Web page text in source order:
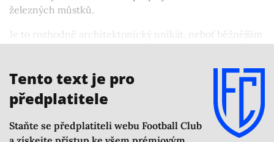
železných můstků.
Je to rozhodně architektonický unikát, neboť běžnějším
Tento text je pro
předplatitele
Staňte se předplatiteli webu Football Club